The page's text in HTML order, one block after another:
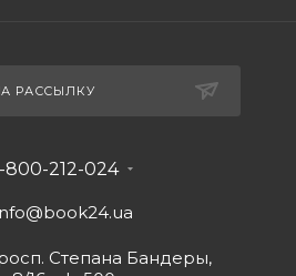
РАССЫЛКУ
800-212-024
Степана Бандеры,